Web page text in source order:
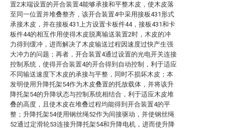
置2末端设置的开合装置4能够承接和平整木皮，使木皮落
至同一位置并堆叠整齐，该开合装置4中采用接板431形式
承接木皮，并在接板431上方设置卡板件44，接板431和卡
板件44的相互作用使得木皮脱离输送装置2时，木皮的冲
力得到缓冲，进而解决了木皮输送过程因速度过快产生强
大冲力的问题；再者，开合装置4通过设置的光电开关连接
控制系统，使得开合装置4的开合得到自动控制，利于适应
不同输送速度下木皮的承接与平整，同时不损坏木皮；本
发明使用升降托架54作为木皮叠置的托放载体，并将该升
降托架54的升降状态与控制系统相结合，利于适应木皮堆
叠的高度，且使木皮在堆叠过程均能得到开合装置4的平
整；升降托架54使用钢丝绳52作为间接驱动，并使钢丝绳
52通过定滑轮53连接升降托架54和升降电机，进而使升降